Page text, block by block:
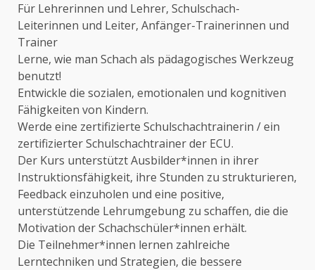
Für Lehrerinnen und Lehrer, Schulschach-
Leiterinnen und Leiter, Anfänger-Trainerinnen und
Trainer
Lerne, wie man Schach als pädagogisches Werkzeug
benutzt!
Entwickle die sozialen, emotionalen und kognitiven
Fähigkeiten von Kindern.
Werde eine zertifizierte Schulschachtrainerin / ein
zertifizierter Schulschachtrainer der ECU.
Der Kurs unterstützt Ausbilder*innen in ihrer
Instruktionsfähigkeit, ihre Stunden zu strukturieren,
Feedback einzuholen und eine positive,
unterstützende Lehrumgebung zu schaffen, die die
Motivation der Schachschüler*innen erhält.
Die Teilnehmer*innen lernen zahlreiche
Lerntechniken und Strategien, die bessere